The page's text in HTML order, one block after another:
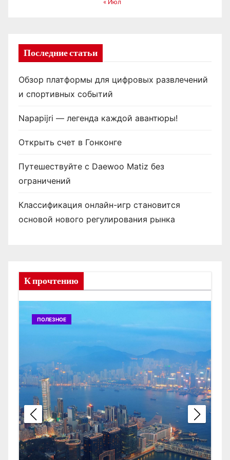
« Июл
Последние статьи
Обзор платформы для цифровых развлечений
и спортивных событий
Napapijri — легенда каждой авантюры!
Открыть счет в Гонконге
Путешествуйте с Daewoo Matiz без
ограничений
Классификация онлайн-игр становится
основой нового регулирования рынка
К прочтению
ПОЛЕЗНОЕ